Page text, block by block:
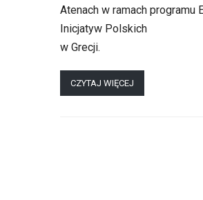
Atenach w ramach programu
Inicjatyw Polskich
w Grecji.
CZYTAJ WIĘCEJ